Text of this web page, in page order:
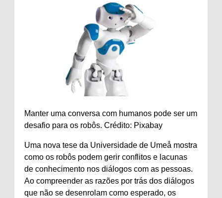
Manter uma conversa com humanos pode ser um
desafio para os robôs. Crédito: Pixabay
Uma nova tese da Universidade de Umeå mostra
como os robôs podem gerir conflitos e lacunas
de conhecimento nos diálogos com as pessoas.
Ao compreender as razões por trás dos diálogos
que não se desenrolam como esperado, os